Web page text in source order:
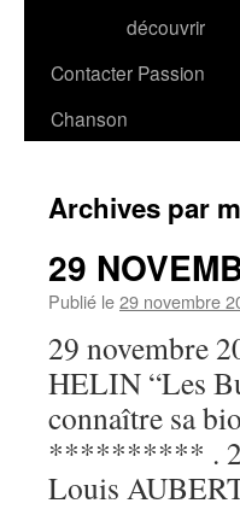
découvrir
Contacter Passion
Chanson
Archives par
29
Publié le29 novembre
29 novembre
HELIN “Les
connaître sa
********** . 29
Louis